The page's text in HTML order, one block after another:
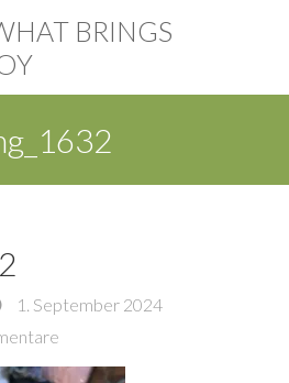
BRINGS
1. September 2024